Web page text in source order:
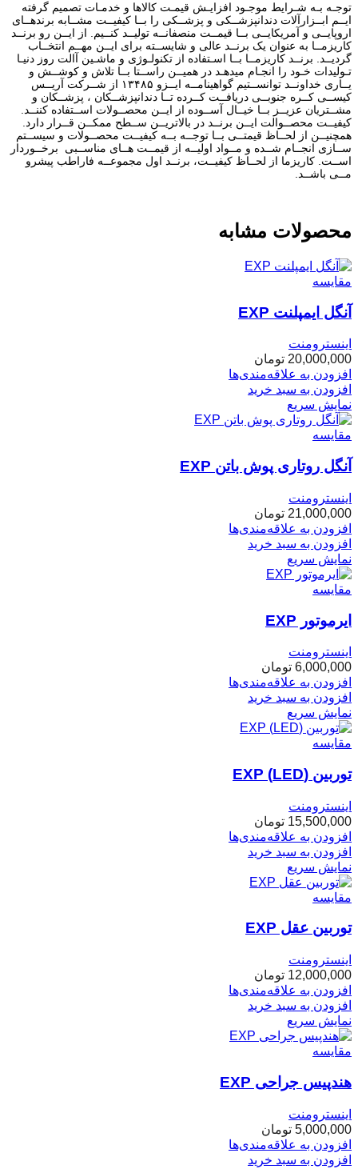
توجـه بـه شـرایط موجـود افزایـش قیمـت کالاها و خدمـات تصمیم گرفته
ایــم ابــزارآلات دندانپزشــکی و پزشــکی را بــا کیفیــت مشــابه برندهــای
اروپایــی و آمریکایــی بــا قیمــت منصفانــه تولیــد کنــیم. از ایــن رو برنــد
کاریزمــا به عنوان یک برنــد عالی و شایســته برای ایــن مهــم انتخــاب
گردیــد. برنــد کاریزمــا بــا اسـتفاده از تکنولـوژی و ماشـین آالت روز دنیـا
تـولیدات خـود را انجـام میدهـد در همیــن راســتا بــا تلاش و کوشــش و
یــاری خداونــد توانســتیم گواهینامــه ایــزو ۱۳۴۸۵ از شــرکت آریــس
کیســی کــره جنوبــی دریافــت کــرده تــا دندانپزشــکان ، پزشــکان و
مشــتریان عزیــز بــا خیــال آســوده از ایــن محصــولات اســتفاده کننــد.
کیفیــت محصــوالت ایــن برنــد در بالاتریــن ســطح ممکــن قــرار دارد.
همچنیــن از لحــاظ قیمتــی بــا توجــه بــه کیفیــت محصــولات و سیســتم
ســازی انجــام شــده و مــواد اولیــه از قیمــت هــای مناســبی برخــوردار
اســت. کاریزما از لحــاظ کیفیــت، برنــد اول مجموعــه فاراطب پیشرو
مــی باشــد.
محصولات مشابه
مقایسه
آنگل ایمپلنت EXP
اینسترومنت
20,000,000 تومان
افزودن به علاقه‌مندی‌ها
افزودن به سبد خرید
نمایش سریع
مقایسه
آنگل روتاری پوش باتن EXP
اینسترومنت
21,000,000 تومان
افزودن به علاقه‌مندی‌ها
افزودن به سبد خرید
نمایش سریع
مقایسه
ایرموتور EXP
اینسترومنت
6,000,000 تومان
افزودن به علاقه‌مندی‌ها
افزودن به سبد خرید
نمایش سریع
مقایسه
توربین (LED) EXP
اینسترومنت
15,500,000 تومان
افزودن به علاقه‌مندی‌ها
افزودن به سبد خرید
نمایش سریع
مقایسه
توربین عقل EXP
اینسترومنت
12,000,000 تومان
افزودن به علاقه‌مندی‌ها
افزودن به سبد خرید
نمایش سریع
مقایسه
هندپیس جراحی EXP
اینسترومنت
5,000,000 تومان
افزودن به علاقه‌مندی‌ها
افزودن به سبد خرید